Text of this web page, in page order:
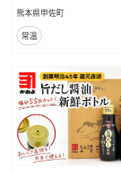
甲佐町
熊本県甲佐町
常温